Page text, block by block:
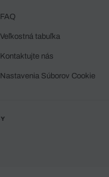
FAQ
Veľkostná tabuľka
Kontaktujte nás
Nastavenia Súborov Cookie